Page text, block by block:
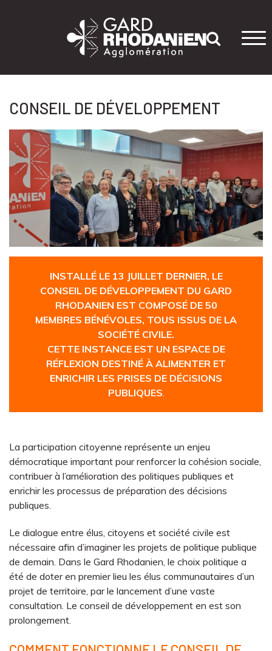
CONSEIL DE DÉVELOPPEMENT
INSTALLÉ LE 13 JUILLET DERNIER, LE
CONSEIL DE DÉVELOPPEMENT DU GARD
RHODANIEN EST COMPOSÉ DE 50
MEMBRES BÉNÉVOLES, TOUS ISSUS DE LA
SOCIÉTÉ CIVILE.
CETTE INSTANCE EST UN ESPACE DE
RÉFLEXION DESTINÉ À ALIMENTER ET
ENRICHIR LES PRISES DE DÉCiSIONS
PUBLIQUES
La participation citoyenne représente un enjeu
démocratique important pour renforcer la cohésion sociale,
contribuer à l’amélioration des politiques publiques et
enrichir les processus de préparation des décisions
publiques.
Le dialogue entre élus, citoyens et société civile est
nécessaire afin d’imaginer les projets de politique publique
de demain. Dans le Gard Rhodanien, le choix politique a
été de doter en premier lieu les élus communautaires d’un
projet de territoire, par le lancement d’une vaste
consultation. Le conseil de développement en est son
prolongement.